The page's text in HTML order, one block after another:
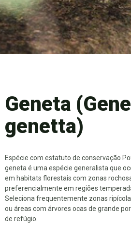
Geneta
genetta)
Espécie com estatuto de conservação
geneta é uma espécie generalista que
em habitats florestais com zonas
preferencialmente em regiões
Seleciona frequentemente zonas
ou áreas com árvores ocas de grande
de refúgio.